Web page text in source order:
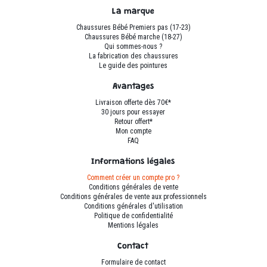
peuvent
choisies
sur
la
page
du
produit
La marque
Chaussures Bébé Premiers pas (17-23)
Chaussures Bébé marche (18-27)
Qui sommes-nous ?
La fabrication des chaussures
Le guide des pointures
Avantages
Livraison offerte dès 70€*
30 jours pour essayer
Retour offert*
Mon compte
FAQ
Informations légales
Comment créer un compte pro ?
Conditions générales de vente
Conditions générales de vente aux professionnels
Conditions générales d'utilisation
Politique de confidentialité
Mentions légales
Contact
Formulaire de contact